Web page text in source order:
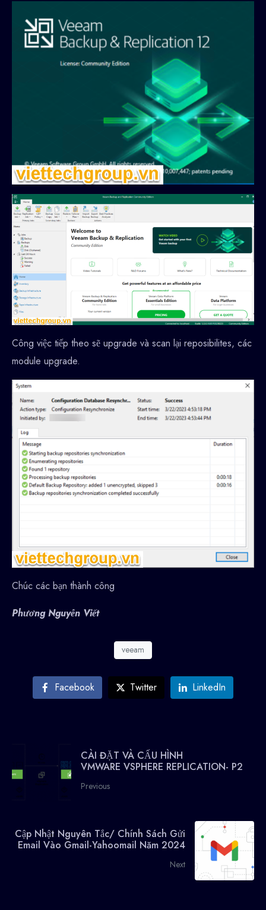
Công việc tiếp theo sẽ upgrade và scan lại reposibilites, các
module upgrade.
Chúc các bạn thành công
Phương Nguyễn Viết
veeam
Facebook Twitter LinkedIn
CÀI ĐẶT VÀ CẤU HÌNH
VMWARE VSPHERE REPLICATION- P2
Previous
Cập Nhật Nguyên Tắc/ Chính Sách Gửi
Email Vào Gmail-Yahoomail Năm 2024
Next